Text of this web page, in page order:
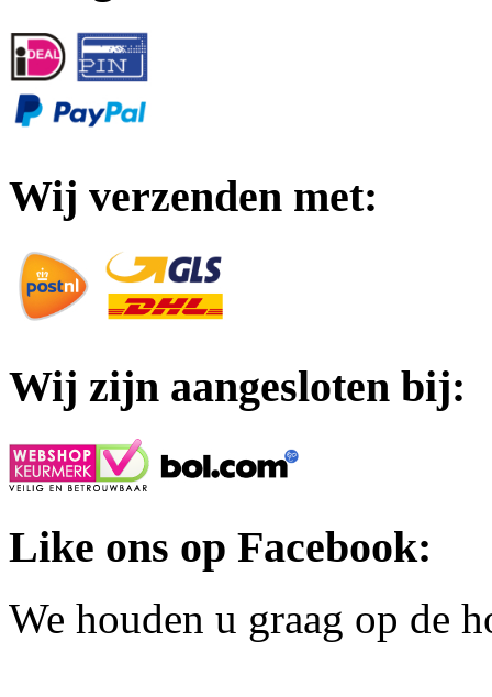
Wij verzenden met:
Wij zijn aangesloten bij:
Like ons op Facebook:
We houden u graag op de